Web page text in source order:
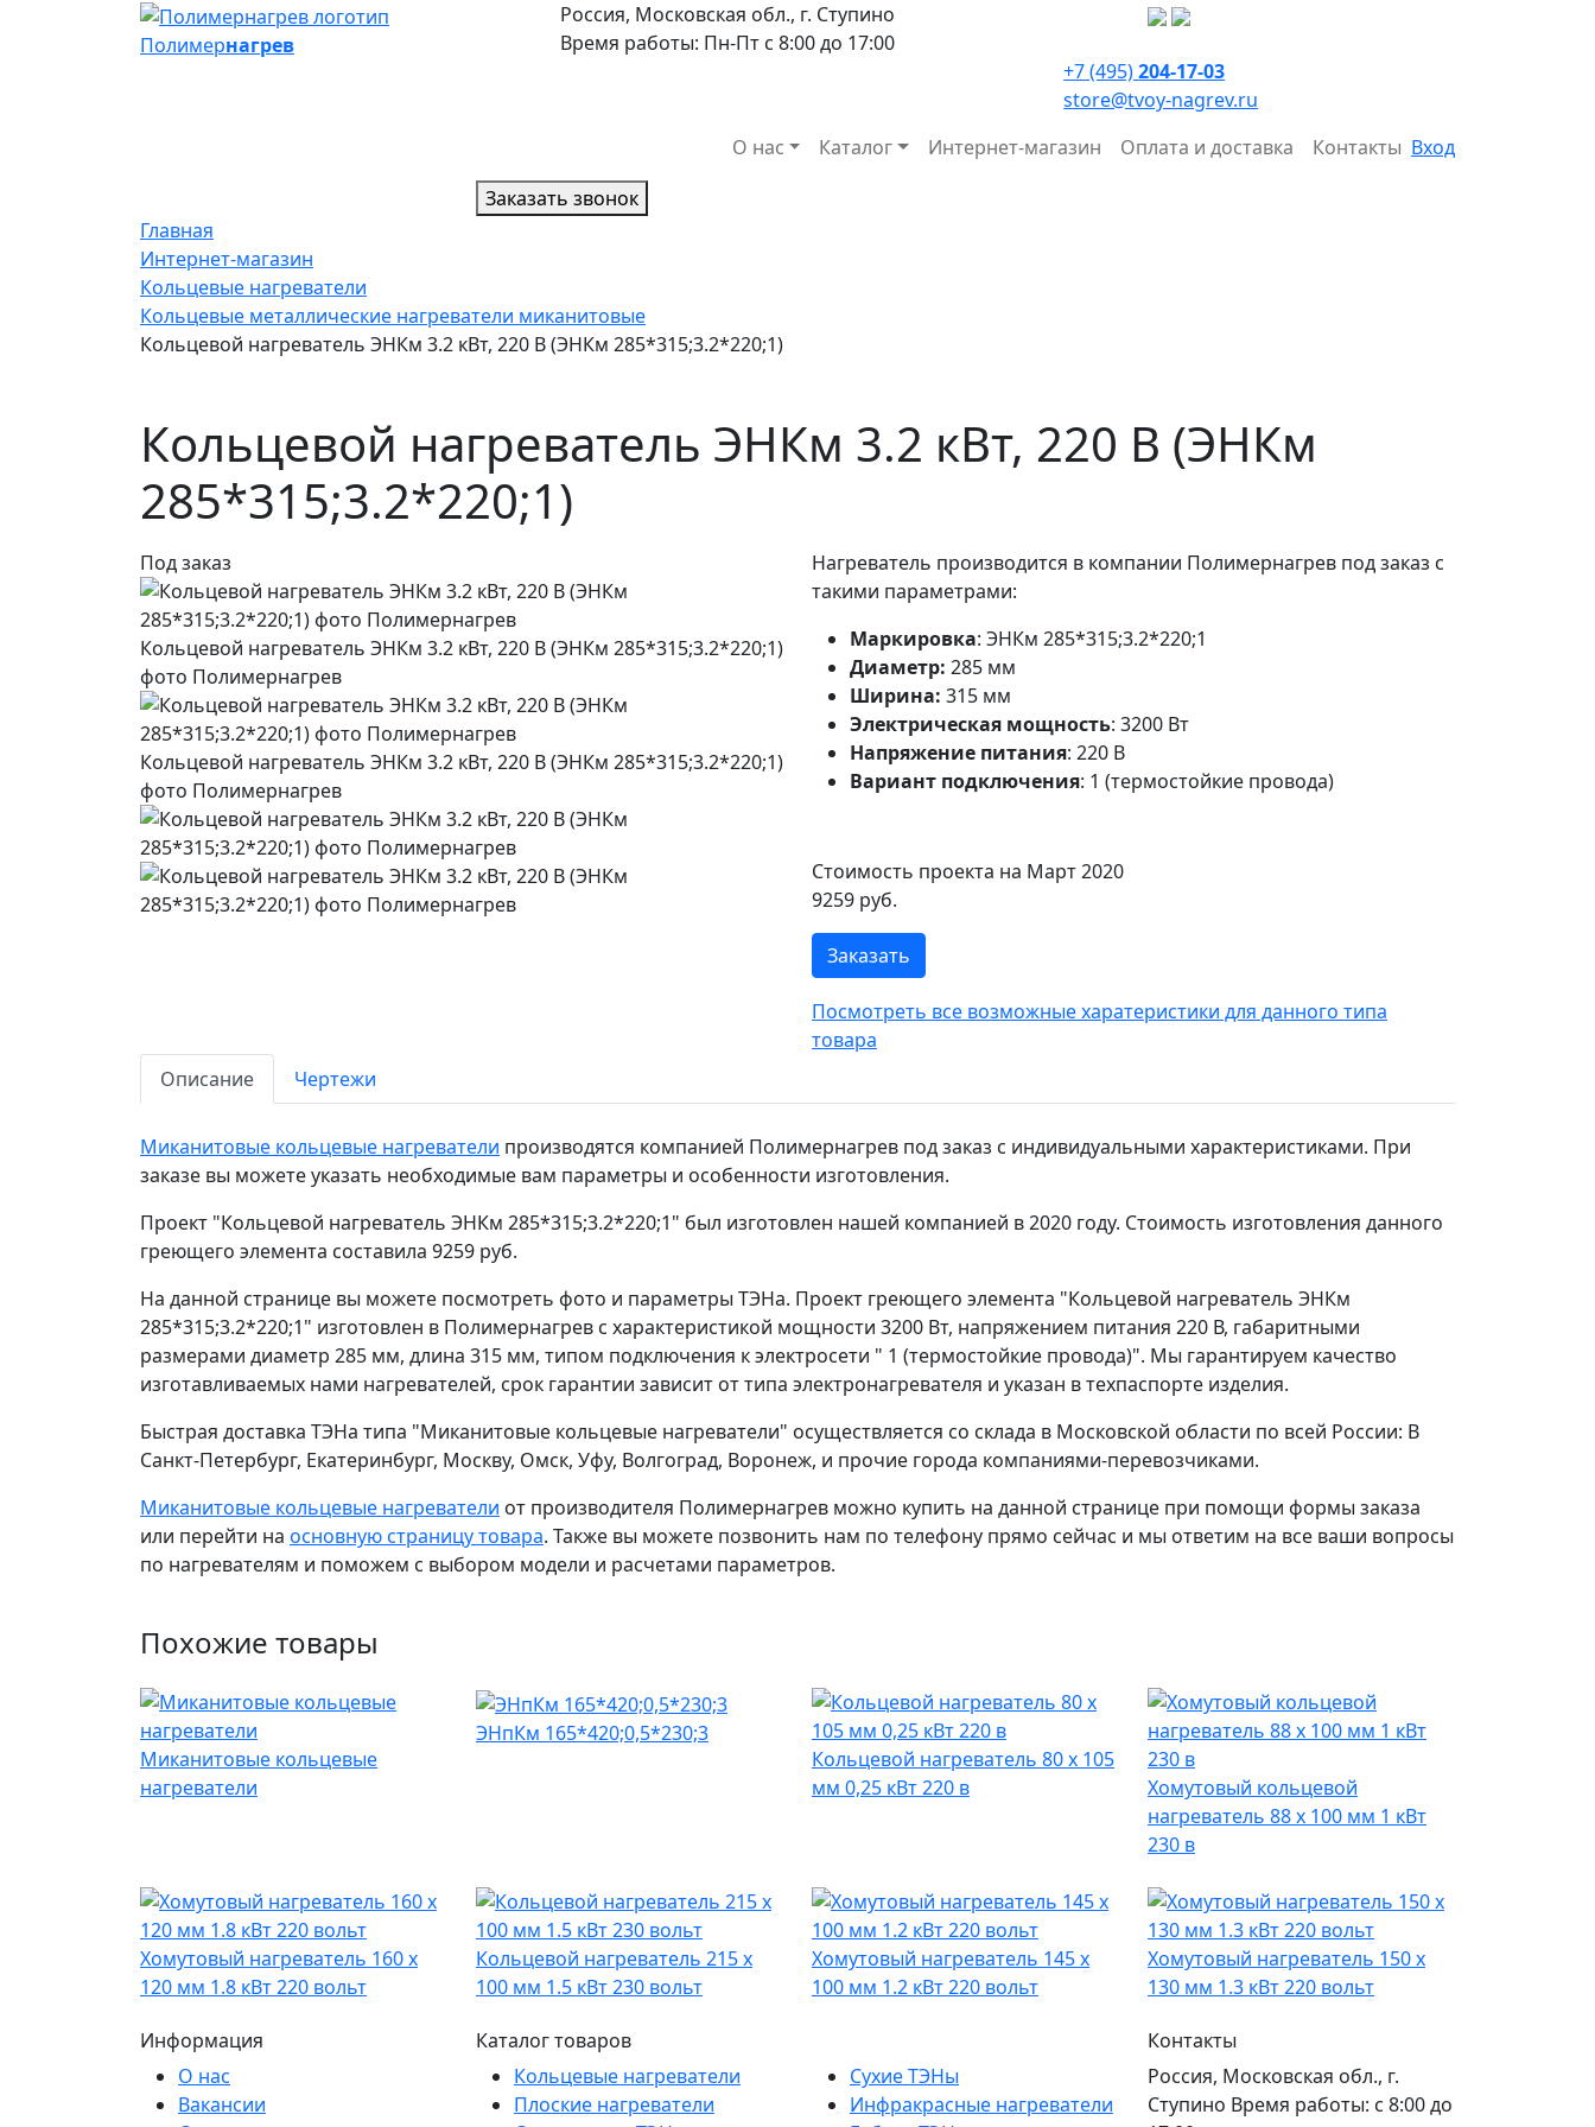
Полимернагрев
Россия, Московская обл., г. Ступино
Время работы: Пн-Пт с 8:00 до 17:00
+7 (495)204-17-03
store@tvoy-nagrev.ru
О нас
Каталог Интернет-магазин Оплата и доставка Контакты Вход
Заказать звонок
Главная
Интернет-магазин
Кольцевые нагреватели
Кольцевые металлические нагреватели миканитовые
Кольцевой нагреватель ЭНКм 3.2 кВт, 220 В (ЭНКм 285*315;3.2*220;1)
Кольцевой нагреватель ЭНКм 3.2 кВт, 220 В (ЭНКм
285*315;3.2*220;1)
Под заказ
Кольцевой нагреватель ЭНКм 3.2 кВт, 220 В (ЭНКм 285*315;3.2*220;1)
фото Полимернагрев
Кольцевой нагреватель ЭНКм 3.2 кВт, 220 В (ЭНКм 285*315;3.2*220;1)
фото Полимернагрев
Нагреватель производится в компании Полимернагрев под заказ с
такими параметрами:
Маркировка: ЭНКм 285*315;3.2*220;1
Диаметр: 285 мм
Ширина: 315 мм
Электрическая мощность: 3200 Вт
Напряжение питания: 220 В
Вариант подключения: 1 (термостойкие провода)
Стоимость проекта на Март 2020
9259 руб.
Заказать
Посмотреть все возможные харатеристики для данного типа
товара
Описание
Чертежи
Миканитовые кольцевые нагреватели производятся компанией Полимернагрев под заказ с индивидуальными характеристиками. При
заказе вы можете указать необходимые вам параметры и особенности изготовления.
Проект "Кольцевой нагреватель ЭНКм 285*315;3.2*220;1" был изготовлен нашей компанией в 2020 году. Стоимость изготовления данного
греющего элемента составила 9259 руб.
На данной странице вы можете посмотреть фото и параметры ТЭНа. Проект греющего элемента "Кольцевой нагреватель ЭНКм
285*315;3.2*220;1" изготовлен в Полимернагрев с характеристикой мощности 3200 Вт, напряжением питания 220 В, габаритными
размерами диаметр 285 мм, длина 315 мм, типом подключения к электросети " 1 (термостойкие провода)". Мы гарантируем качество
изготавливаемых нами нагревателей, срок гарантии зависит от типа электронагревателя и указан в техпаспорте изделия.
Быстрая доставка ТЭНа типа "Миканитовые кольцевые нагреватели" осуществляется со склада в Московской области по всей России: В
Санкт-Петербург, Екатеринбург, Москву, Омск, Уфу, Волгоград, Воронеж, и прочие города компаниями-перевозчиками.
Миканитовые кольцевые нагреватели от производителя Полимернагрев можно купить на данной странице при помощи формы заказа
или перейти на основную страницу товара. Также вы можете позвонить нам по телефону прямо сейчас и мы ответим на все ваши вопросы
по нагревателям и поможем с выбором модели и расчетами параметров.
Похожие товары
Миканитовые кольцевые
нагреватели
ЭНпКм 165*420;0,5*230;3
Кольцевой нагреватель 80 х 105
мм 0,25 кВт 220 в
Хомутовый кольцевой
нагреватель 88 х 100 мм 1 кВт
230 в
Хомутовый нагреватель 160 х
120 мм 1.8 кВт 220 вольт
Кольцевой нагреватель 215 х
100 мм 1.5 кВт 230 вольт
Хомутовый нагреватель 145 х
100 мм 1.2 кВт 220 вольт
Хомутовый нагреватель 150 х
130 мм 1.3 кВт 220 вольт
Информация
О нас
Вакансии
Каталог товаров
Кольцевые нагреватели
Плоские нагреватели
Сухие ТЭНы
Инфракрасные нагреватели
Контакты
Россия, Московская обл., г.
Ступино Время работы: с 8:00 до